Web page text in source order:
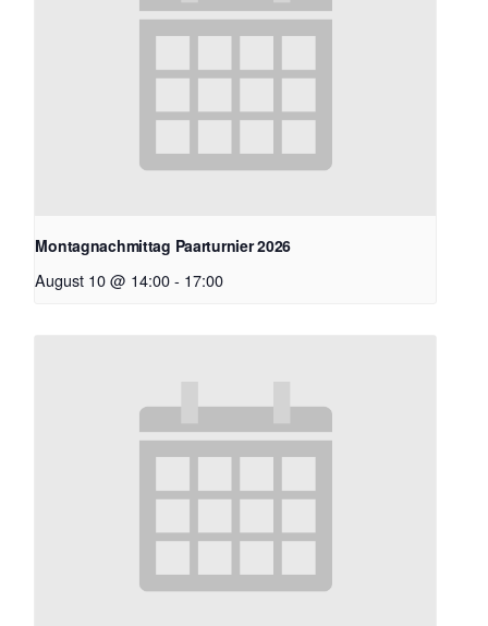
Montagnachmittag Paarturnier 2026
August 10 @ 14:00 - 17:00